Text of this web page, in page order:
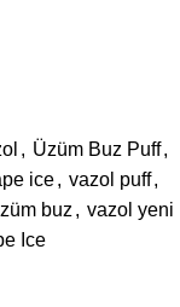
, Üzüm Buz Puff,
ice, vazol puff,
buz , vazol yeni
Ice